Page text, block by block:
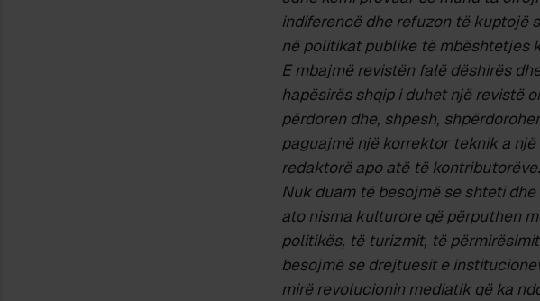
indiferencë dhe refuzon të kuptojë
në politikat publike të mbështetjes
E mbajmë revistën falë dëshirës
hapësirës shqip i duhet një revistë
përdoren dhe, shpesh,
paguajmë një korrektor teknik a
redaktorë apo atë të kontributorëve.
Nuk duam të besojmë se shteti
ato nisma kulturore që përputhen
politikës, të turizmit, të
besojmë se drejtuesit e
mirë revolucionin mediatik që ka